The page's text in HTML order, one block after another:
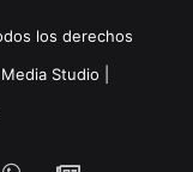
los derechos
Studio